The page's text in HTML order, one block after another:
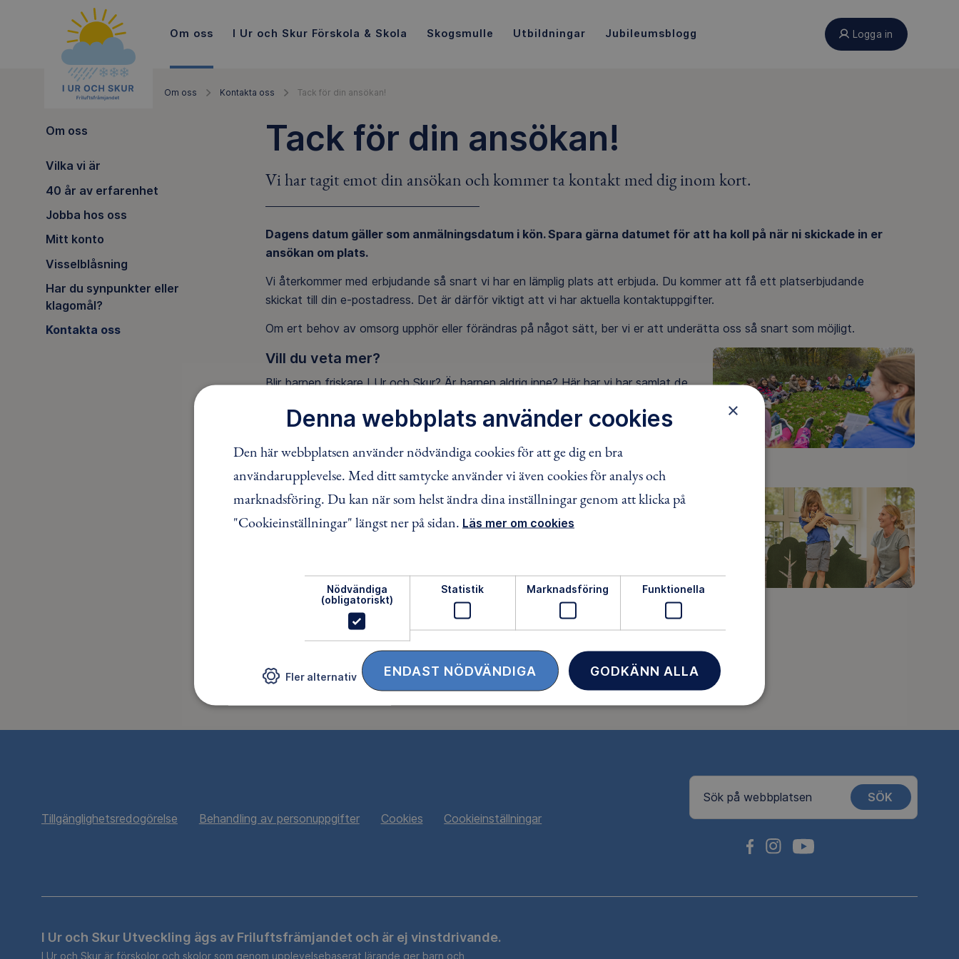
Om oss I Ur och Skur Förskola & Skola Skogsmulle Utbildningar Jubileumsblogg Logga in
Om oss Kontakta oss Tack för din ansökan!
Om oss
Vilka vi är
40 år av erfarenhet
Jobba hos oss
Mitt konto
Visselblåsning
Har du synpunkter eller
klagomål?
Kontakta oss
Tack för din ansökan!
Vi har tagit emot din ansökan och kommer ta kontakt med dig inom kort.
Dagens datum gäller som anmälningsdatum i kön. Spara gärna datumet för att ha koll på när ni skickade in er
ansökan om plats.
Vi återkommer med erbjudande så snart vi har en lämplig plats att erbjuda. Du kommer att få ett platserbjudande
skickat till din e-postadress. Det är därför viktigt att vi har aktuella kontaktuppgifter.
Om ert behov av omsorg upphör eller förändras på något sätt, ber vi er att underätta oss så snart som möjligt.
Vill du veta mer?
Blir barnen friskare I Ur och Skur? Är barnen aldrig inne? Här har vi har samlat de
Pedagogiken
I Ur och Skur är en pedagogik som används i förskolor, skolor och fritidshem.
viktiga delar – med undervisning inomhus och på våra förskole- och skolgårdar.
Helt enkelt som en vanlig skola eller förskola, men med extra fokus på allt vi kan
lära av och med naturen.
DELA
FACEBOOKTWITTERLINKEDIN
Tillgänglighetsredogörelse Behandling av personuppgifter Cookies Cookieinställningar
Sök på webbplatsen SÖK
I Ur och Skur Utveckling ägs av Friluftsfrämjandet och är ej vinstdrivande.
I Ur och Skur är förskolor och skolor som genom upplevelsebaserat lärande ger barn och
×
Denna webbplats använder cookies
Den här webbplatsen använder nödvändiga cookies för att ge dig en bra
användarupplevelse. Med ditt samtycke använder vi även cookies för analys och
marknadsföring. Du kan när som helst ändra dina inställningar genom att klicka på
"Cookieinställningar" längst ner på sidan. Läs mer om cookies
Nödvändiga
(obligatoriskt)
Statistik Marknadsföring Funktionella
GODKÄNN ALLA
ENDAST NÖDVÄNDIGA
Fler alternativ